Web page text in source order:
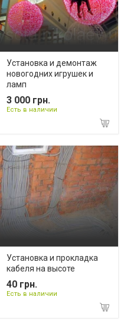
Установка и демонтаж
новогодних игрушек и
ламп
3 000 грн.
Есть в наличии
Установка и прокладка
кабеля на высоте
40 грн.
Есть в наличии